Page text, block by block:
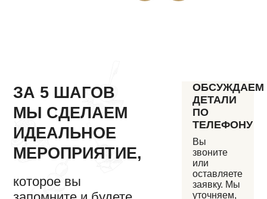
ЗА 5 ШАГОВ
МЫ СДЕЛАЕМ
ИДЕАЛЬНОЕ
МЕРОПРИЯТИЕ,
которое вы
ОБСУЖДАЕМ
ДЕТАЛИ
ПО
ТЕЛЕФОНУ
Вы
звоните
или
оставляете
заявку. Мы
уточняем,